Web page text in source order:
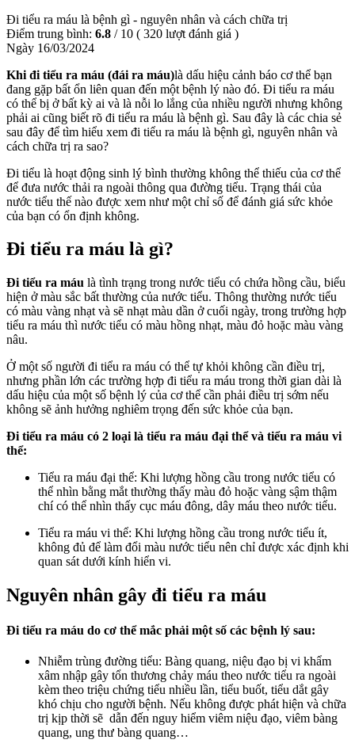
Đi tiểu ra máu là bệnh gì - nguyên nhân và cách chữa trị
Điểm trung bình: 6.8 / 10 ( 320 lượt đánh giá )
Ngày 16/03/2024
Khi đi tiểu ra máu (đái ra máu)là dấu hiệu cảnh báo cơ thể bạn
đang gặp bất ổn liên quan đến một bệnh lý nào đó. Đi tiểu ra máu
có thể bị ở bất kỳ ai và là nỗi lo lắng của nhiều người nhưng không
phải ai cũng biết rõ đi tiểu ra máu là bệnh gì. Sau đây là các chia sẻ
sau đây để tìm hiểu xem đi tiểu ra máu là bệnh gì, nguyên nhân và
cách chữa trị ra sao?
Đi tiểu là hoạt động sinh lý bình thường không thể thiếu của cơ thể
để đưa nước thải ra ngoài thông qua đường tiểu. Trạng thái của
nước tiểu thế nào được xem như một chỉ số để đánh giá sức khỏe
của bạn có ổn định không.
Đi tiểu ra máu là gì?
Đi tiểu ra máu là tình trạng trong nước tiểu có chứa hồng cầu, biểu
hiện ở màu sắc bất thường của nước tiểu. Thông thường nước tiểu
có màu vàng nhạt và sẽ nhạt màu dần ở cuối ngày, trong trường hợp
tiểu ra máu thì nước tiểu có màu hồng nhạt, màu đỏ hoặc màu vàng
nâu.
Ở một số người đi tiểu ra máu có thể tự khỏi không cần điều trị,
nhưng phần lớn các trường hợp đi tiểu ra máu trong thời gian dài là
dấu hiệu của một số bệnh lý của cơ thể cần phải điều trị sớm nếu
không sẽ ảnh hưởng nghiêm trọng đến sức khỏe của bạn.
Đi tiểu ra máu có 2 loại là tiểu ra máu đại thể và tiểu ra máu vi
thể:
Tiểu ra máu đại thể: Khi lượng hồng cầu trong nước tiểu có
thể nhìn bằng mắt thường thấy màu đỏ hoặc vàng sậm thậm
chí có thể nhìn thấy cục máu đông, dây máu theo nước tiểu.
Tiểu ra máu vi thể: Khi lượng hồng cầu trong nước tiểu ít,
không đủ để làm đổi màu nước tiểu nên chỉ được xác định khi
quan sát dưới kính hiển vi.
Nguyên nhân gây đi tiểu ra máu
Đi tiểu ra máu do cơ thể mắc phải một số các bệnh lý sau:
Nhiễm trùng đường tiểu: Bàng quang, niệu đạo bị vi khẩm
xâm nhập gây tổn thương chảy máu theo nước tiểu ra ngoài
kèm theo triệu chứng tiểu nhiều lần, tiểu buốt, tiểu dắt gây
khó chịu cho người bệnh. Nếu không được phát hiện và chữa
trị kịp thời sẽ dẫn đến nguy hiểm viêm niệu đạo, viêm bàng
quang, ung thư bàng quang…